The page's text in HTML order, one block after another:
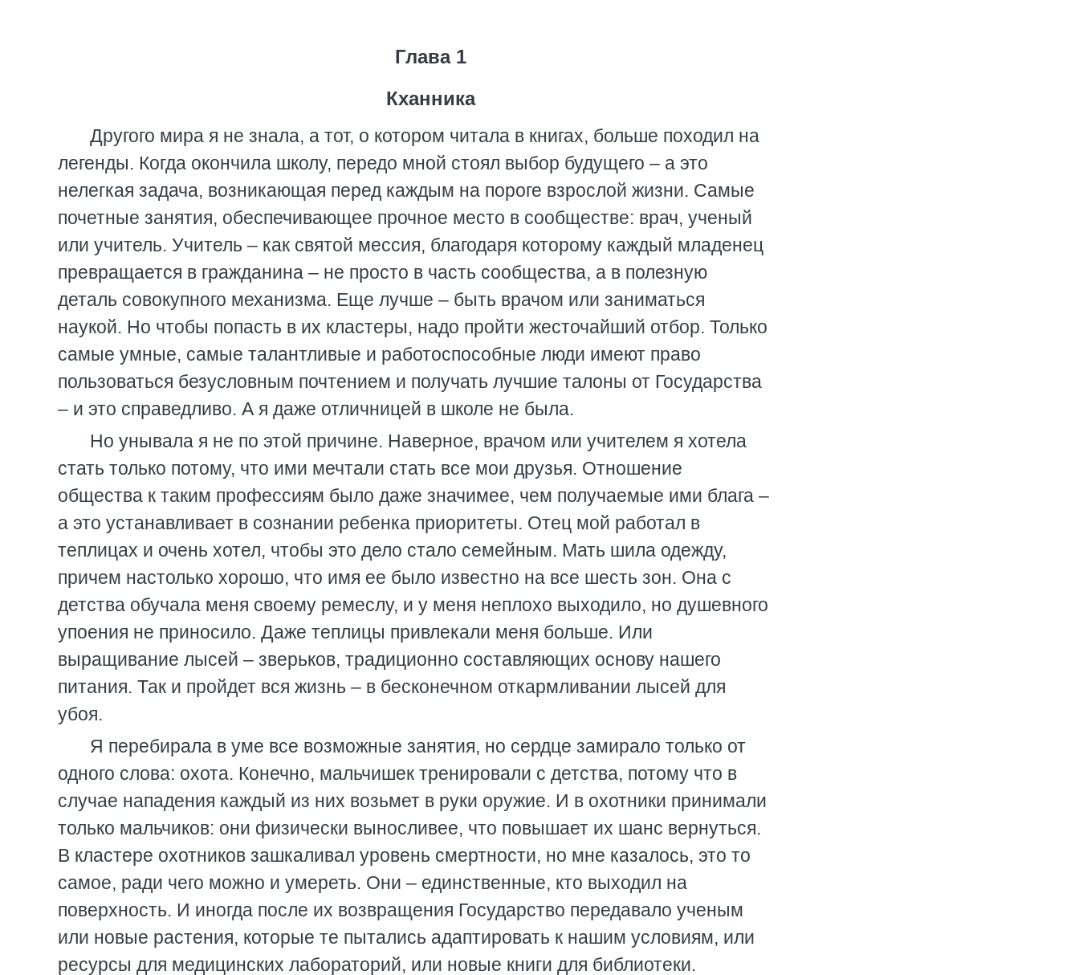
Глава 1
Кханника
Другого мира я не знала, а тот, о котором читала в книгах, больше походил на
легенды. Когда окончила школу, передо мной стоял выбор будущего – а это
нелегкая задача, возникающая перед каждым на пороге взрослой жизни. Самые
почетные занятия, обеспечивающее прочное место в сообществе: врач, ученый
или учитель. Учитель – как святой мессия, благодаря которому каждый младенец
превращается в гражданина – не просто в часть сообщества, а в полезную
деталь совокупного механизма. Еще лучше – быть врачом или заниматься
наукой. Но чтобы попасть в их кластеры, надо пройти жесточайший отбор. Только
самые умные, самые талантливые и работоспособные люди имеют право
пользоваться безусловным почтением и получать лучшие талоны от Государства
– и это справедливо. А я даже отличницей в школе не была.
Но унывала я не по этой причине. Наверное, врачом или учителем я хотела
стать только потому, что ими мечтали стать все мои друзья. Отношение
общества к таким профессиям было даже значимее, чем получаемые ими блага –
а это устанавливает в сознании ребенка приоритеты. Отец мой работал в
теплицах и очень хотел, чтобы это дело стало семейным. Мать шила одежду,
причем настолько хорошо, что имя ее было известно на все шесть зон. Она с
детства обучала меня своему ремеслу, и у меня неплохо выходило, но душевного
упоения не приносило. Даже теплицы привлекали меня больше. Или
выращивание лысей – зверьков, традиционно составляющих основу нашего
питания. Так и пройдет вся жизнь – в бесконечном откармливании лысей для
убоя.
Я перебирала в уме все возможные занятия, но сердце замирало только от
одного слова: охота. Конечно, мальчишек тренировали с детства, потому что в
случае нападения каждый из них возьмет в руки оружие. И в охотники принимали
только мальчиков: они физически выносливее, что повышает их шанс вернуться.
В кластере охотников зашкаливал уровень смертности, но мне казалось, это то
самое, ради чего можно и умереть. Они – единственные, кто выходил на
поверхность. И иногда после их возвращения Государство передавало ученым
или новые растения, которые те пытались адаптировать к нашим условиям, или
ресурсы для медицинских лабораторий, или новые книги для библиотеки.